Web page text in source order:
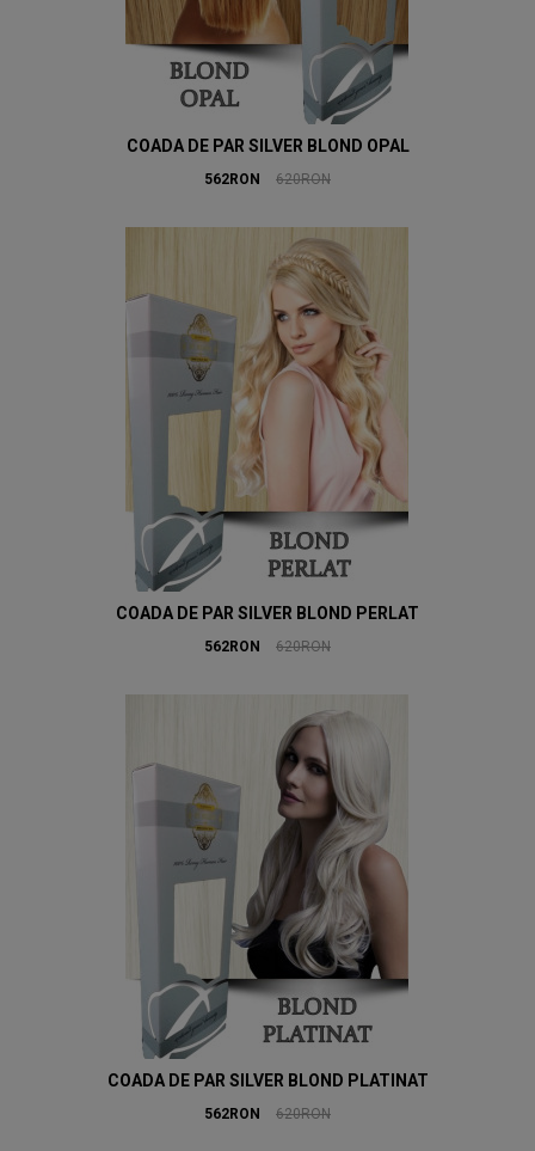
COADA DE PAR SILVER BLOND OPAL
562RON 620RON
COADA DE PAR SILVER BLOND PERLAT
562RON 620RON
COADA DE PAR SILVER BLOND PLATINAT
562RON 620RON